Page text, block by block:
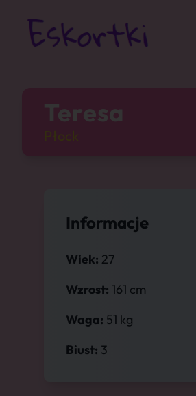
Teresa
Informacje
Wiek: 27
Wzrost: 161 cm
Waga: 51 kg
Biust: 3